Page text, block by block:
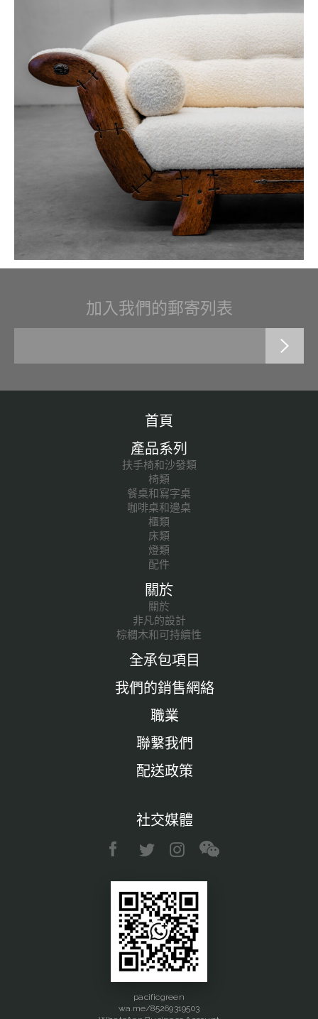
加入我們的郵寄列表
首頁
產品系列
扶手椅和沙發類
椅類
餐桌和寫字桌
咖啡桌和邊桌
櫃類
床類
燈類
配件
關於
關於
非凡的設計
棕櫚木和可持續性
全承包項目
我們的銷售網絡
職業
聯繫我們
配送政策
社交媒體
pacificgreen
wa.me/85269319503